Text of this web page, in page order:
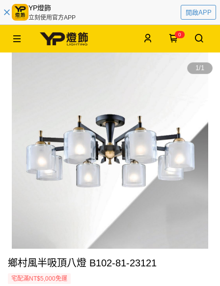
YP燈飾
立刻使用官方APP
開啟APP
0
1/1
鄉村風半吸頂八燈 B102-81-23121
宅配滿NT$5,000免運